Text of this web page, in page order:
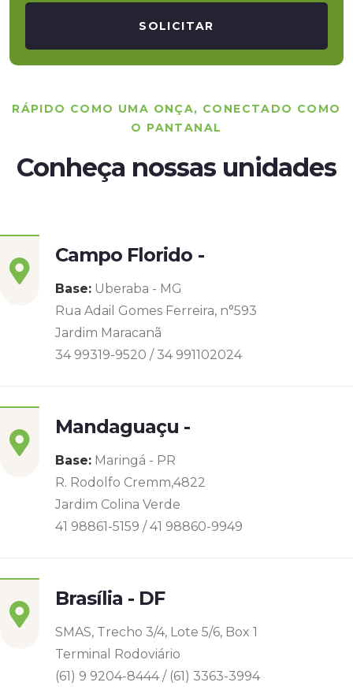
SOLICITAR
RÁPIDO COMO UMA ONÇA, CONECTADO COMO
O PANTANAL
Conheça nossas unidades
Campo Florido -
Base: Uberaba - MG
Rua Adail Gomes Ferreira, n°593
Jardim Maracanã
34 99319-9520 / 34 991102024
Mandaguaçu -
Base: Maringá - PR
R. Rodolfo Cremm,4822
Jardim Colina Verde
41 98861-5159 / 41 98860-9949
Brasília - DF
SMAS, Trecho 3/4, Lote 5/6, Box 1
Terminal Rodoviário
(61) 9 9204-8444 / (61) 3363-3994